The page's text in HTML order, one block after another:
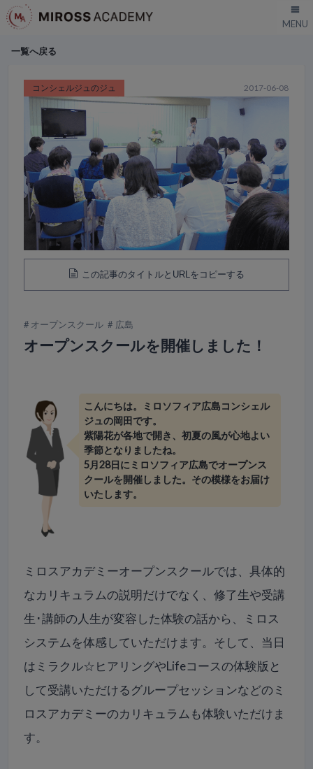
一覧へ戻る
2017-06-08
コンシェルジュのジュ
この記事のタイトルとURLをコピーする
オープンスクール 広島
オープンスクールを開催しました！
こんにちは。ミロソフィア広島コンシェル
ジュの岡田です。
紫陽花が各地で開き、初夏の風が心地よい
季節となりましたね。
5月28日にミロソフィア広島でオープンス
クールを開催しました。その模様をお届け
いたします。
ミロスアカデミーオープンスクールでは、具体的
なカリキュラムの説明だけでなく、修了生や受講
生･講師の人生が変容した体験の話から、ミロス
システムを体感していただけます。そして、当日
はミラクル☆ヒアリングやLifeコースの体験版と
して受講いただけるグループセッションなどのミ
ロスアカデミーのカリキュラムも体験いただけま
す。